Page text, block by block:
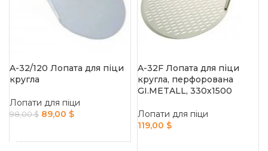
A-32/120 Лопата для піци
кругла
Лопати для піци
98,00$ 89,00 $
A-32F Лопата для піци
кругла, перфорована
GI.METALL, 330х1500
Лопати для піци
119,00 $